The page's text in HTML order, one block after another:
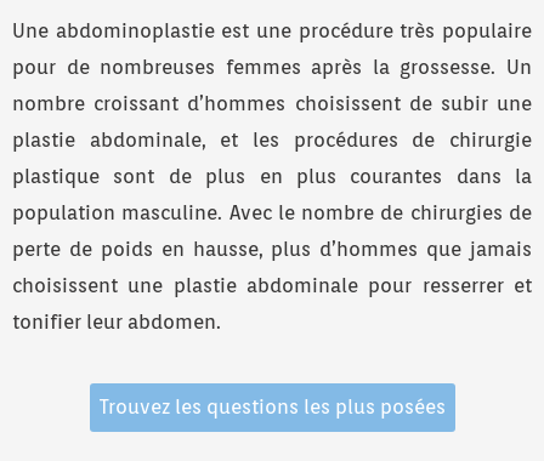
Une abdominoplastie est une procédure très populaire
pour de nombreuses femmes après la grossesse. Un
nombre croissant d’hommes choisissent de subir une
plastie abdominale, et les procédures de chirurgie
plastique sont de plus en plus courantes dans la
population masculine. Avec le nombre de chirurgies de
perte de poids en hausse, plus d’hommes que jamais
choisissent une plastie abdominale pour resserrer et
tonifier leur abdomen.
Trouvez les questions les plus posées